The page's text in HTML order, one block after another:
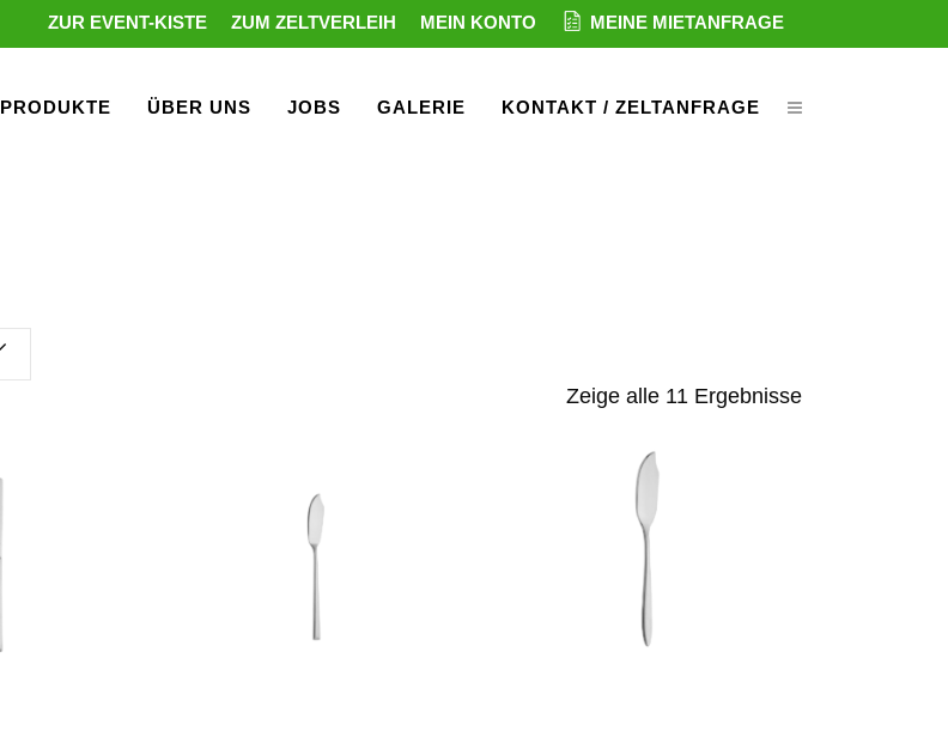
ZUR EVENT-KISTE ZUM ZELTVERLEIH MEIN KONTO MEINE MIETANFRAGE
PRODUKTE ÜBER UNS JOBS GALERIE KONTAKT / ZELTANFRAGE
Zeige alle 11 Ergebnisse